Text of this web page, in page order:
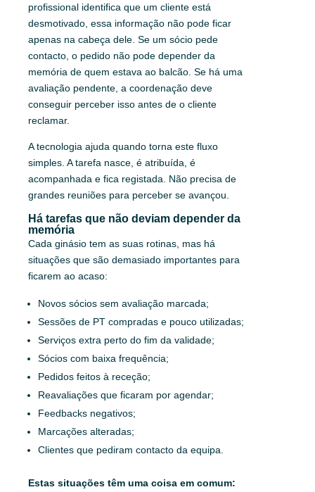
profissional identifica que um cliente está
desmotivado, essa informação não pode ficar
apenas na cabeça dele. Se um sócio pede
contacto, o pedido não pode depender da
memória de quem estava ao balcão. Se há uma
avaliação pendente, a coordenação deve
conseguir perceber isso antes de o cliente
reclamar.
A tecnologia ajuda quando torna este fluxo
simples. A tarefa nasce, é atribuída, é
acompanhada e fica registada. Não precisa de
grandes reuniões para perceber se avançou.
Há tarefas que não deviam depender da
memória
Cada ginásio tem as suas rotinas, mas há
situações que são demasiado importantes para
ficarem ao acaso:
Novos sócios sem avaliação marcada;
Sessões de PT compradas e pouco utilizadas;
Serviços extra perto do fim da validade;
Sócios com baixa frequência;
Pedidos feitos à receção;
Reavaliações que ficaram por agendar;
Feedbacks negativos;
Marcações alteradas;
Clientes que pediram contacto da equipa.
Estas situações têm uma coisa em comum: